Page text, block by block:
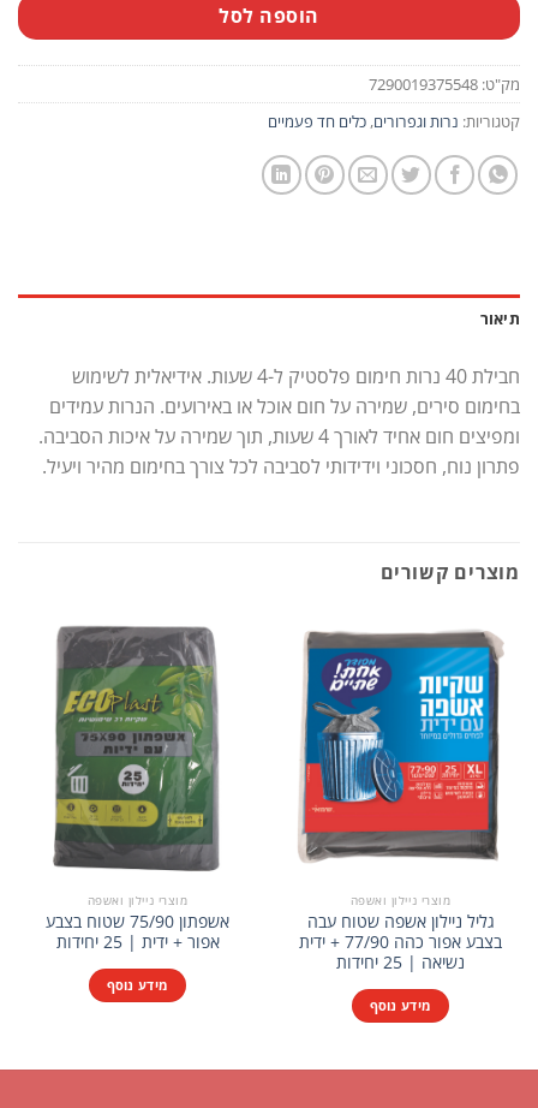
הוספה לסל
מק"ט: 7290019375548
קטגוריות: נרות וגפרורים, כלים חד פעמיים
תיאור
חבילת 40 נרות חימום פלסטיק ל-4 שעות. אידיאלית לשימוש
בחימום סירים, שמירה על חום אוכל או באירועים. הנרות עמידים
ומפיצים חום אחיד לאורך 4 שעות, תוך שמירה על איכות הסביבה.
פתרון נוח, חסכוני וידידותי לסביבה לכל צורך בחימום מהיר ויעיל.
מוצרים קשורים
מוצרי ניילון ואשפה
גליל ניילון אשפה שטוח עבה
בצבע אפור כהה 77/90 + ידית
נשיאה | 25 יחידות
מידע נוסף
מוצרי ניילון ואשפה
אשפתון 75/90 שטוח בצבע
אפור + ידית | 25 יחידות
מידע נוסף